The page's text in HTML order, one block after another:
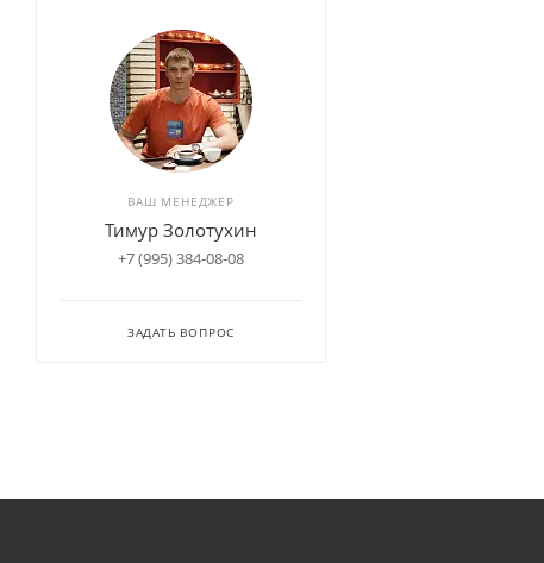
ВАШ МЕНЕДЖЕР
Тимур Золотухин
+7 (995) 384-08-08
ЗАДАТЬ ВОПРОС